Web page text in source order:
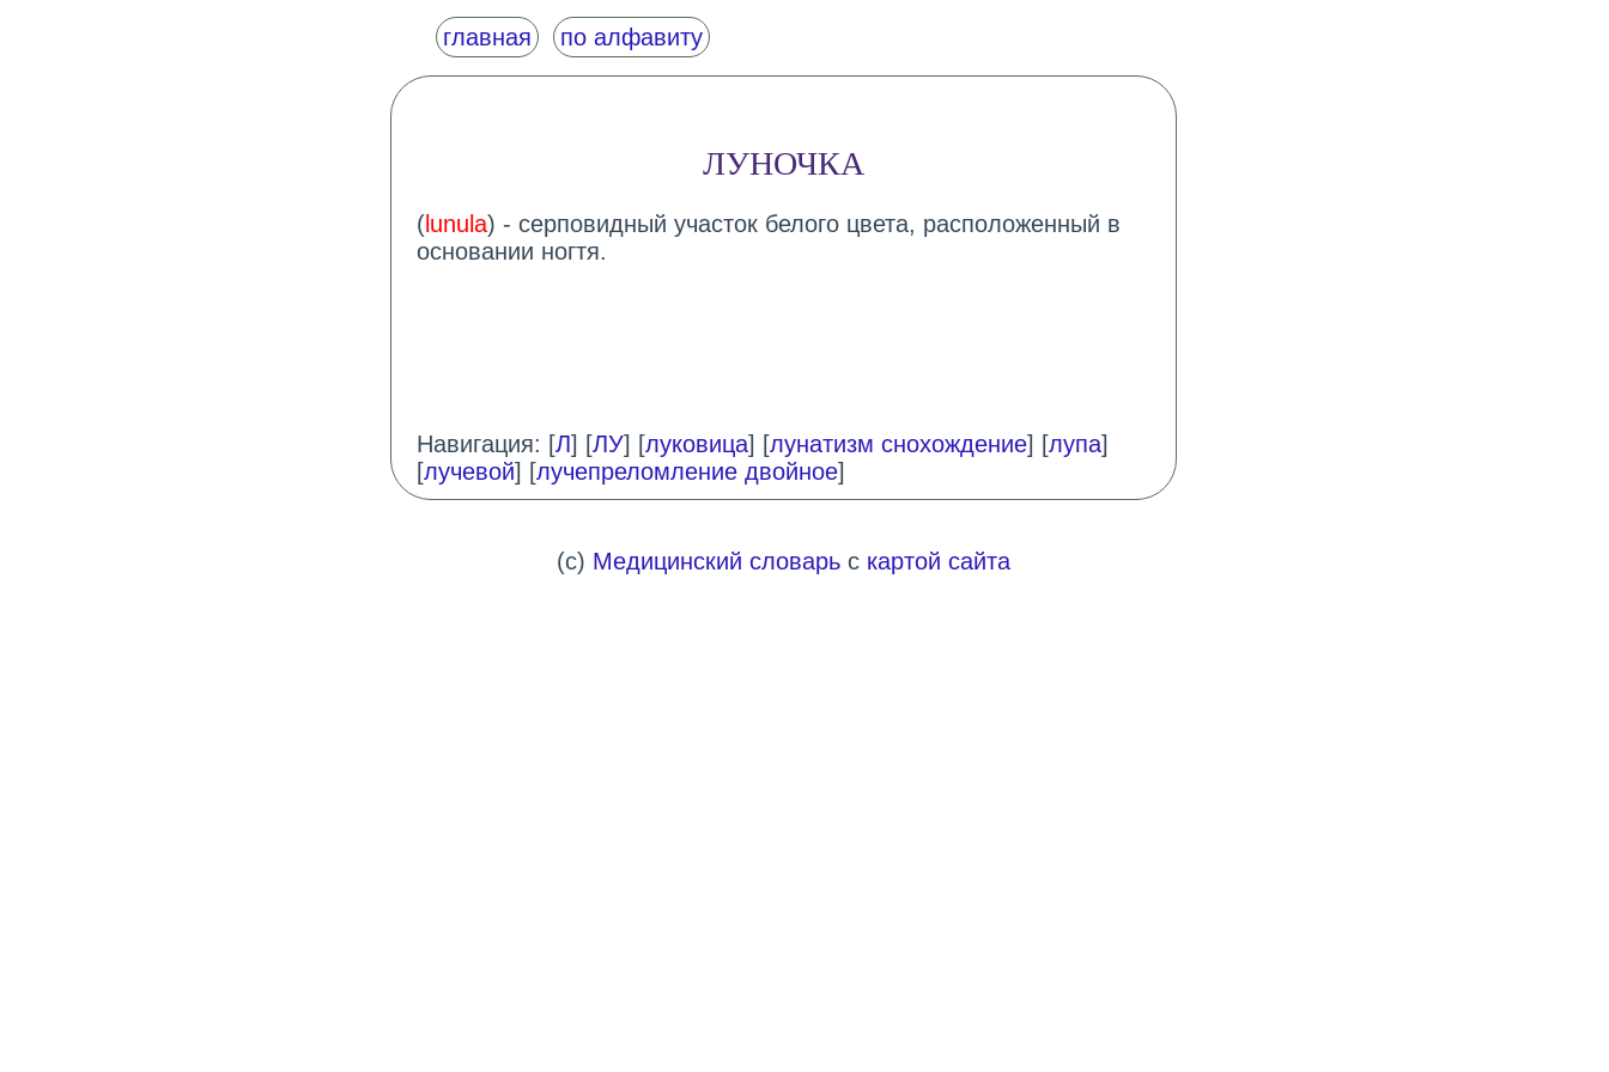
главная по алфавиту
ЛУНОЧКА
(lunula) - серповидный участок белого цвета, расположенный в
основании ногтя.
Навигация: [Л] [ЛУ] [луковица] [лунатизм снохождение] [лупа]
[лучевой] [лучепреломление двойное]
(c) Медицинский словарьс картой сайта